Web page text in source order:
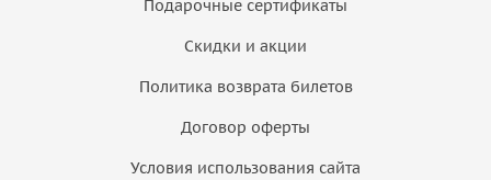
Подарочные сертификаты
Скидки и акции
Политика возврата билетов
Договор оферты
Условия использования сайта